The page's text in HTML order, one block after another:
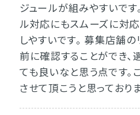
ジュールが組みやすいです
ル対応にもスムーズに対
しやすいです。 募集店舗
前に確認することができ
ても良いなと思う点です。
させて頂こうと思っておりま